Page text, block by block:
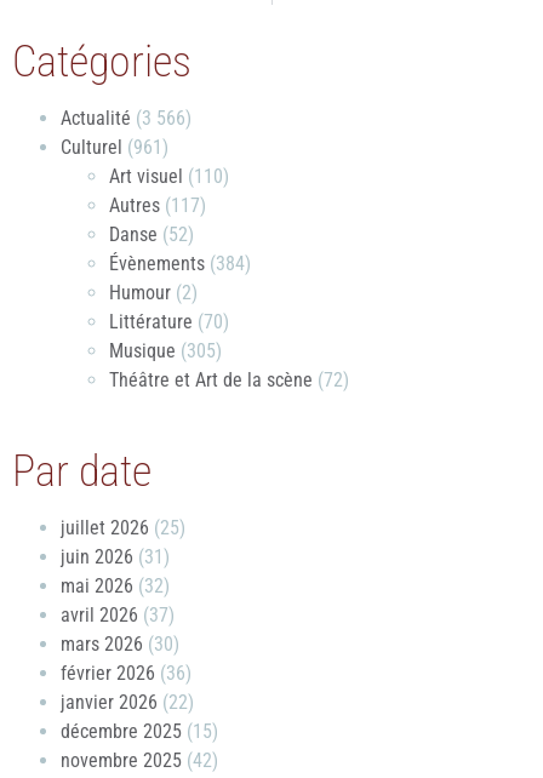
Catégories
Actualité (3 566)
Culturel (961)
Art visuel (110)
Autres (117)
Danse (52)
Évènements (384)
Humour (2)
Littérature (70)
Musique (305)
Théâtre et Art de la scène (72)
Par date
juillet 2026 (25)
juin 2026 (31)
mai 2026 (32)
avril 2026 (37)
mars 2026 (30)
février 2026 (36)
janvier 2026 (22)
décembre 2025 (15)
novembre 2025 (42)